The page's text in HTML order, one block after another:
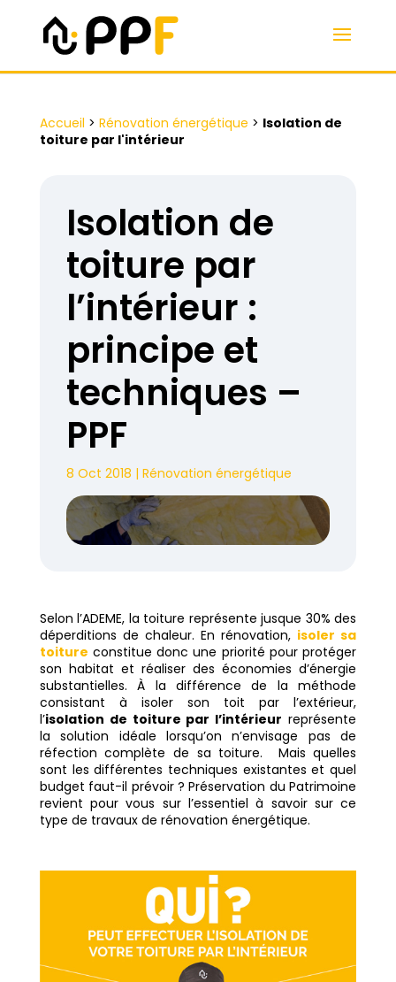
Accueil > Rénovation énergétique > Isolation de
toiture par l'intérieur
Isolation de
toiture par
l’intérieur :
principe et
techniques –
PPF
8 Oct 2018 | Rénovation énergétique
Selon l’ADEME, la toiture représente jusque 30% des
déperditions de chaleur. En rénovation, isoler sa
toiture constitue donc une priorité pour protéger
son habitat et réaliser des économies d’énergie
substantielles. À la différence de la méthode
consistant à isoler son toit par l’extérieur,
l’isolation de toiture par l’intérieur représente
la solution idéale lorsqu’on n’envisage pas de
réfection complète de sa toiture. Mais quelles
sont les différentes techniques existantes et quel
budget faut-il prévoir ? Préservation du Patrimoine
revient pour vous sur l’essentiel à savoir sur ce
type de travaux de rénovation énergétique.